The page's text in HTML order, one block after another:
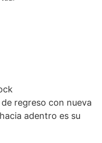
regreso con nueva
adentro es su